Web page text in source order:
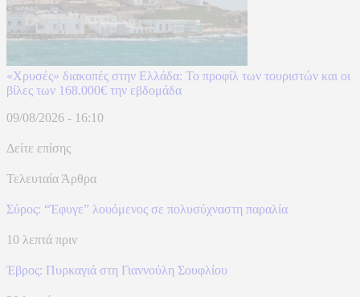
«Χρυσές» διακοπές στην Ελλάδα: Το προφίλ των τουριστών και οι
βίλες των 168.000€ την εβδομάδα
09/08/2026 - 16:10
Δείτε επίσης
Τελευταία Άρθρα
Σύρος: “Έφυγε” λουόμενος σε πολυσύχναστη παραλία
10 λεπτά πριν
Έβρος: Πυρκαγιά στη Γιαννούλη Σουφλίου